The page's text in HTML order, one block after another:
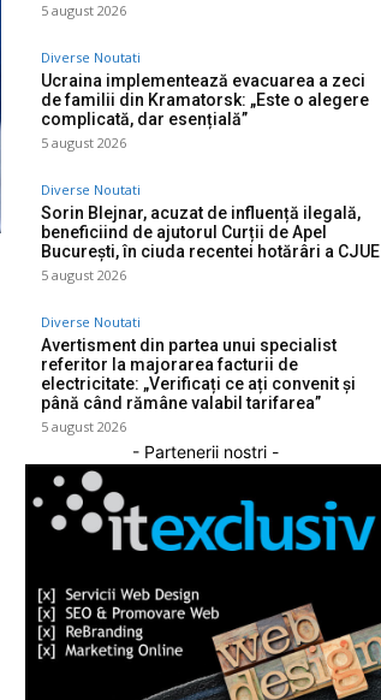
5 august 2026
Diverse Noutati
Ucraina implementează evacuarea a zeci
de familii din Kramatorsk: „Este o alegere
complicată, dar esențială”
5 august 2026
Diverse Noutati
Sorin Blejnar, acuzat de influență ilegală,
beneficiind de ajutorul Curții de Apel
București, în ciuda recentei hotărâri a CJUE
5 august 2026
Diverse Noutati
Avertisment din partea unui specialist
referitor la majorarea facturii de
electricitate: „Verificați ce ați convenit și
până când rămâne valabil tarifarea”
5 august 2026
- Partenerii nostri -